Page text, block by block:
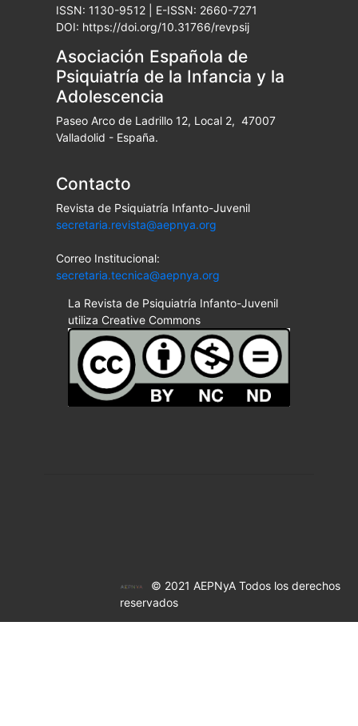
ISSN: 1130-9512 | E-ISSN: 2660-7271
DOI: https://doi.org/10.31766/revpsij
Asociación Española de
Psiquiatría de la Infancia y la
Adolescencia
Paseo Arco de Ladrillo 12, Local 2, 47007
Valladolid - España.
Contacto
Revista de Psiquiatría Infanto-Juvenil
secretaria.revista@aepnya.org
Correo Institucional:
secretaria.tecnica@aepnya.org
La Revista de Psiquiatría Infanto-Juvenil
utiliza Creative Commons
© 2021 AEPNyA Todos los derechos
reservados